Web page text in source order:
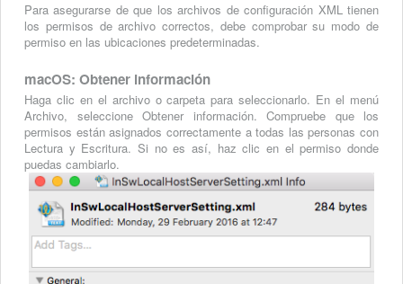
Para asegurarse de que los archivos de configuración XML tienen
los permisos de archivo correctos, debe comprobar su modo de
permiso en las ubicaciones predeterminadas.
macOS: Obtener información
Haga clic en el archivo o carpeta para seleccionarlo. En el menú
Archivo, seleccione Obtener información. Compruebe que los
permisos están asignados correctamente a todas las personas con
Lectura y Escritura. Si no es así, haz clic en el permiso donde
puedas cambiarlo.